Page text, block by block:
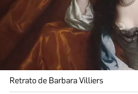
Retrato de Barbara Villiers